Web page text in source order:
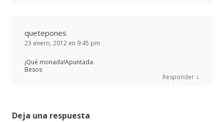
quetepones
23 enero, 2012 en 9:45 pm
¡Qué monada!Apuntada.
Besos
Responder ↓
Deja una respuesta